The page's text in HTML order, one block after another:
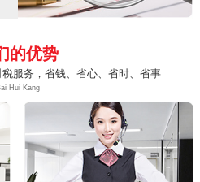
的优势
服务，省钱、省心、省时、省事
Hui Kang